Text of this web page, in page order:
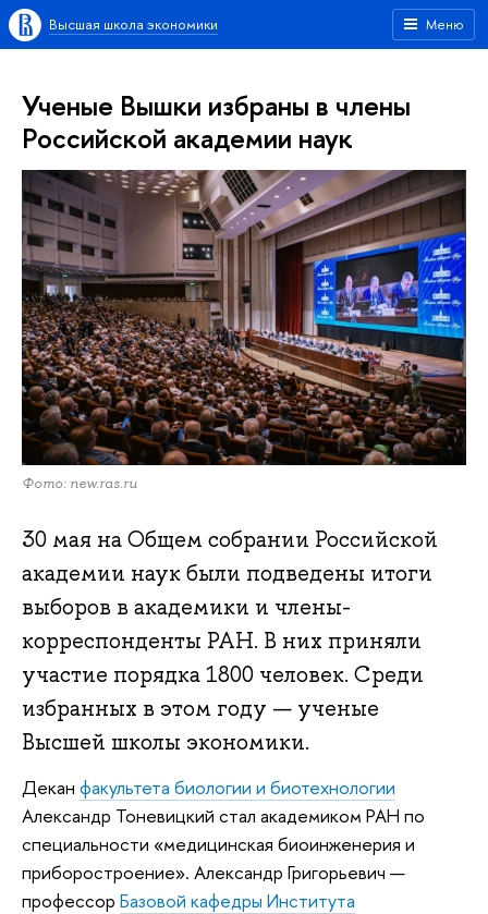
Меню
Высшая школа экономики
Ученые Вышки избраны в члены
Российской академии наук
Фото: new.ras.ru
30 мая на Общем собрании Российской
академии наук были подведены итоги
выборов в академики и члены-
корреспонденты РАН. В них приняли
участие порядка 1800 человек. Среди
избранных в этом году — ученые
Высшей школы экономики.
Декан факультета биологии и биотехнологии
Александр Тоневицкий стал академиком РАН по
специальности «медицинская биоинженерия и
приборостроение». Александр Григорьевич —
профессор Базовой кафедры Института